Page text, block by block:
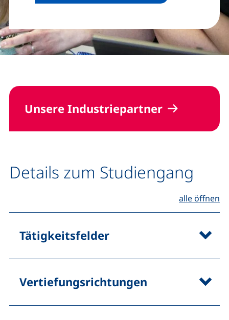
Unsere Industriepartner
Details zum Studiengang
alle öffnen
Tätigkeitsfelder
Vertiefungsrichtungen